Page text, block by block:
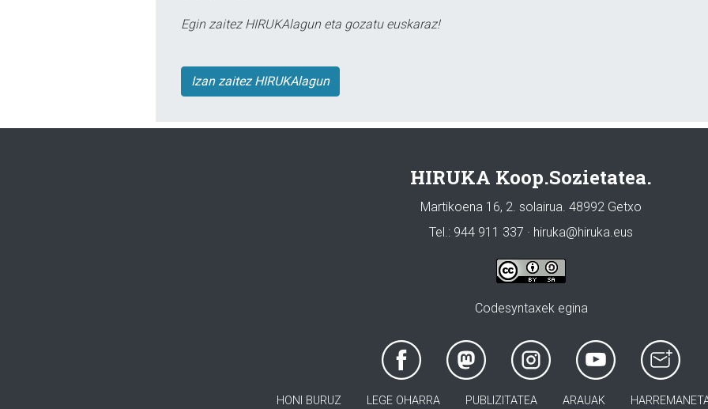
Egin zaitez HIRUKAlagun eta gozatu euskaraz!
Izan zaitez HIRUKAlagun
HIRUKA Koop.Sozietatea.
Martikoena 16, 2. solairua. 48992 Getxo
Tel.: 944 911 337 · hiruka@hiruka.eus
Codesyntaxek egina
HONI BURUZ LEGE OHARRA PUBLIZITATEA ARAUAK